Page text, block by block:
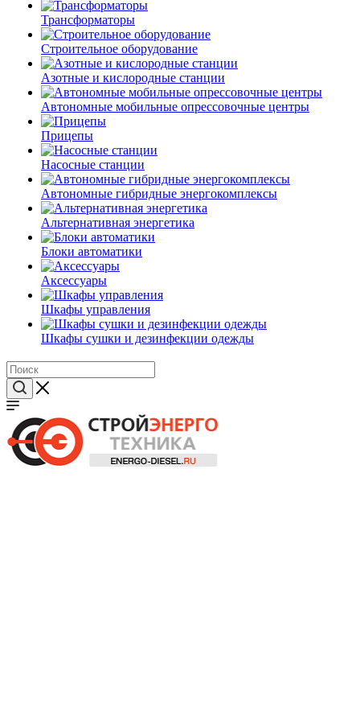
Трансформаторы
Строительное оборудование
Азотные и кислородные станции
Автономные мобильные опрессовочные центры
Прицепы
Насосные станции
Автономные гибридные энергокомплексы
Альтернативная энергетика
Блоки автоматики
Аксессуары
Шкафы управления
Шкафы сушки и дезинфекции одежды